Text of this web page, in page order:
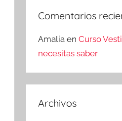
Comentarios
Amalia enCurso
necesitas saber
Archivos